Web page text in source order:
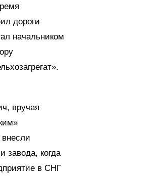
дороги
начальником
вручая
завода, когда
в СНГ